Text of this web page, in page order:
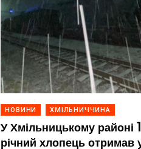
НОВИНИ ХМІЛЬНИЧЧИНА
У Хмільницькому районі
річний хлопець отримав